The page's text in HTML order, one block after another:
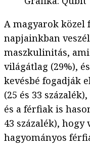
A magyarok közel
napjainkban
maszkulinitás,
világátlag (29%),
kevésbé fogadják
(25 és 33
és a férfiak is
43 százalék), hogy
hagyományos